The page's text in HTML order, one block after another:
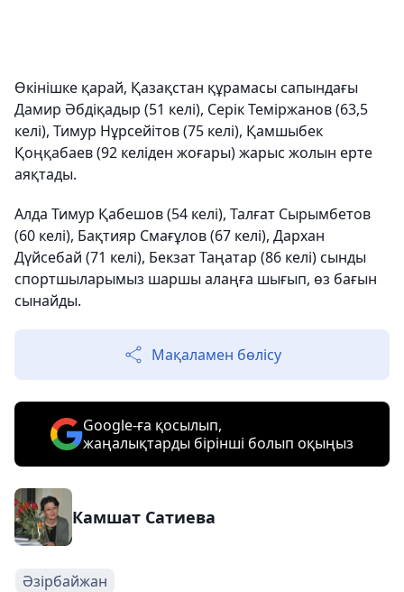
Өкінішке қарай, Қазақстан құрамасы сапындағы
Дамир Әбдіқадыр (51 келі), Серік Теміржанов (63,5
келі), Тимур Нұрсейітов (75 келі), Қамшыбек
Қоңқабаев (92 келіден жоғары) жарыс жолын ерте
аяқтады.
Алда Тимур Қабешов (54 келі), Талғат Сырымбетов
(60 келі), Бақтияр Смағұлов (67 келі), Дархан
Дүйсебай (71 келі), Бекзат Таңатар (86 келі) сынды
спортшыларымыз шаршы алаңға шығып, өз бағын
сынайды.
Мақаламен бөлісу
Google-ға қосылып,
жаңалықтарды бірінші болып оқыңыз
Камшат Сатиева
Әзірбайжан